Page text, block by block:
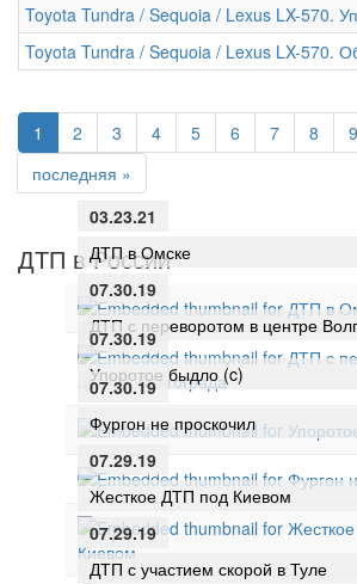
Toyota Tundra / Sequoia / Lexus LX-570.
Toyota Tundra / Sequoia / Lexus LX-570.
1 2 3 4 5 6 7 8 9
последняя »
ДТП в России
03.23.21
ДТП в Омске
07.30.19
ДТП с переворотом в центре
07.30.19
Упоротое быдло (c)
07.30.19
Фургон не проскочил
07.29.19
Жесткое ДТП под Киевом
07.29.19
ДТП с участием скорой в Туле